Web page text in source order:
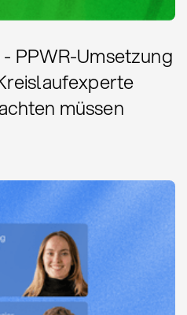
PPWR-Umsetzung
müssen